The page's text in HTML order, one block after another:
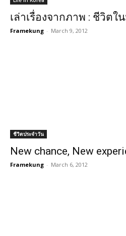
เล่าเรื่องจากภาพ : ชีวิตใ
Framekung - March 9, 2012
ชีวิตประจำวัน
New chance, New
Framekung - March 6, 2012